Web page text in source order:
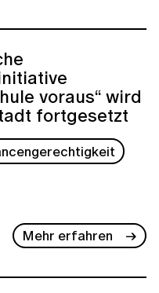
voraus“ wird
fortgesetzt
Mehr erfahren